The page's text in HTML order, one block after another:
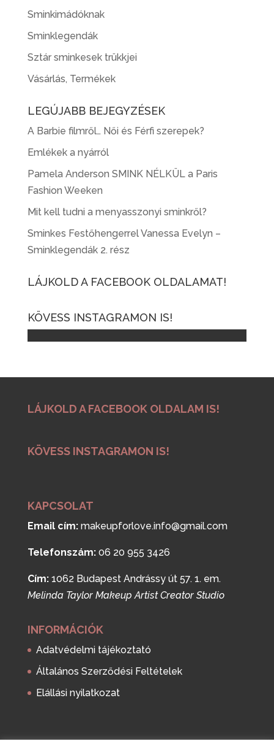
Sminkimádóknak
Sminklegendák
Sztár sminkesek trükkjei
Vásárlás, Termékek
LEGÚJABB BEJEGYZÉSEK
A Barbie filmről… Női és Férfi szerepek?
Emlékek a nyárról
Pamela Anderson SMINK NÉLKÜL a Paris
Fashion Weeken
Mit kell tudni a menyasszonyi sminkről?
Sminkes Festőhengerrel Vanessa Evelyn –
Sminklegendák 2. rész
LÁJKOLD A FACEBOOK OLDALAMAT!
KÖVESS INSTAGRAMON IS!
LÁJKOLD A FACEBOOK OLDALAM IS!
KÖVESS INSTAGRAMON IS!
KAPCSOLAT
Email cím:makeupforlove.info@gmail.com
Telefonszám:06 20 955 3426
Cím:1062 Budapest Andrássy út 57. 1. em.
Melinda Taylor Makeup Artist Creator Studio
INFORMÁCIÓK
Adatvédelmi tájékoztató
Általános Szerződési Feltételek
Elállási nyilatkozat